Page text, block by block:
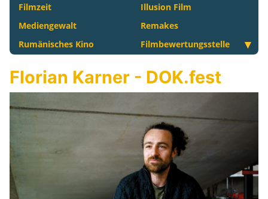
Filmzeit
Illusion Film
Mediengewalt
Remakes
Rumänisches Kino
Filmbewertungsstelle
Florian Karner - DOK.fest